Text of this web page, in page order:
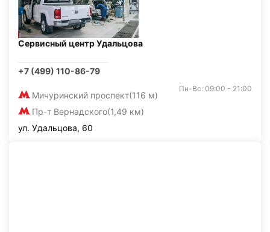
Сервисный центр Удальцова
+7 (499) 110-86-79
Мичуринский проспект(116 м)
Пр-т Вернадского(1,49 км)
Пн-Вс: 09:00 - 21:00
ул. Удальцова, 60